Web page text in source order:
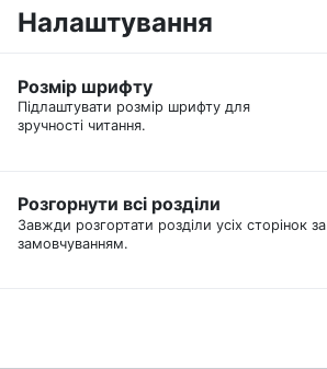
Налаштування
Розмір шрифту
Підлаштувати розмір шрифту для
зручності читання.
Розгорнути всі розділи
Завжди розгортати розділи усіх сторінок за
замовчуванням.